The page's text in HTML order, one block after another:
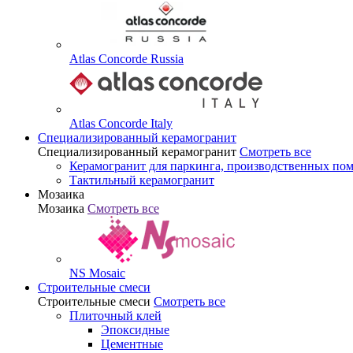
Atlas Concorde Russia
Atlas Concorde Italy
Специализированный керамогранит
Специализированный керамогранит Смотреть все
Керамогранит для паркинга, производственных
Тактильный керамогранит
Мозаика
Мозаика Смотреть все
NS Mosaic
Строительные смеси
Строительные смеси Смотреть все
Плиточный клей
Эпоксидные
Цементные